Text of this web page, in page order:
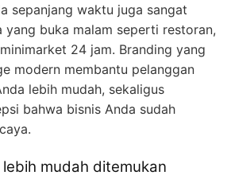
sepanjang waktu juga sangat
yang buka malam seperti restoran,
24 jam. Branding yang
modern membantu pelanggan
lebih mudah, sekaligus
bahwa bisnis Anda sudah
mudah ditemukan